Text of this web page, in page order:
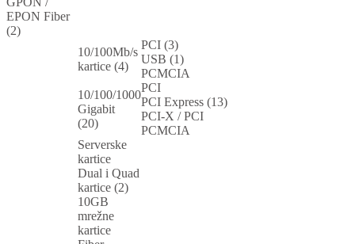
EPON Fiber
(2)
10/100Mb/s
kartice (4)
PCI (3)
USB (1)
PCMCIA
10/100/1000
Gigabit
(20)
PCI
PCI Express (13)
PCI-X / PCI
PCMCIA
Serverske
kartice
Dual i Quad
kartice (2)
10GB
mrežne
kartice